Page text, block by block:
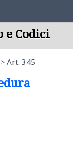
e Codici
Art. 345